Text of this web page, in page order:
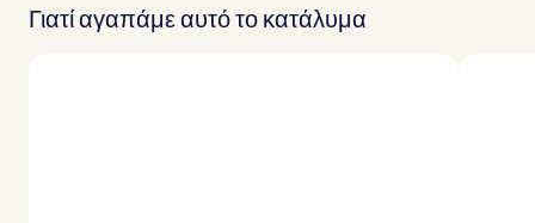
Γιατί αγαπάμε αυτό το κατάλυμα